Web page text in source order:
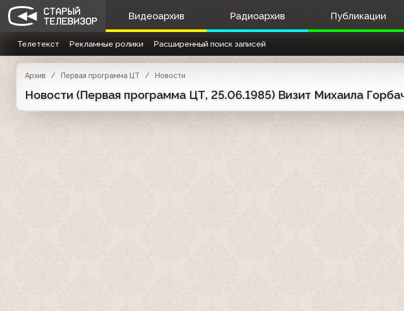
Видеоархив Радиоархив Публикации
Телетекст Рекламные ролики Расширенный поиск записей
Архив Первая программа ЦТ Новости
Новости (Первая программа ЦТ, 25.06.1985) Визит Михаила